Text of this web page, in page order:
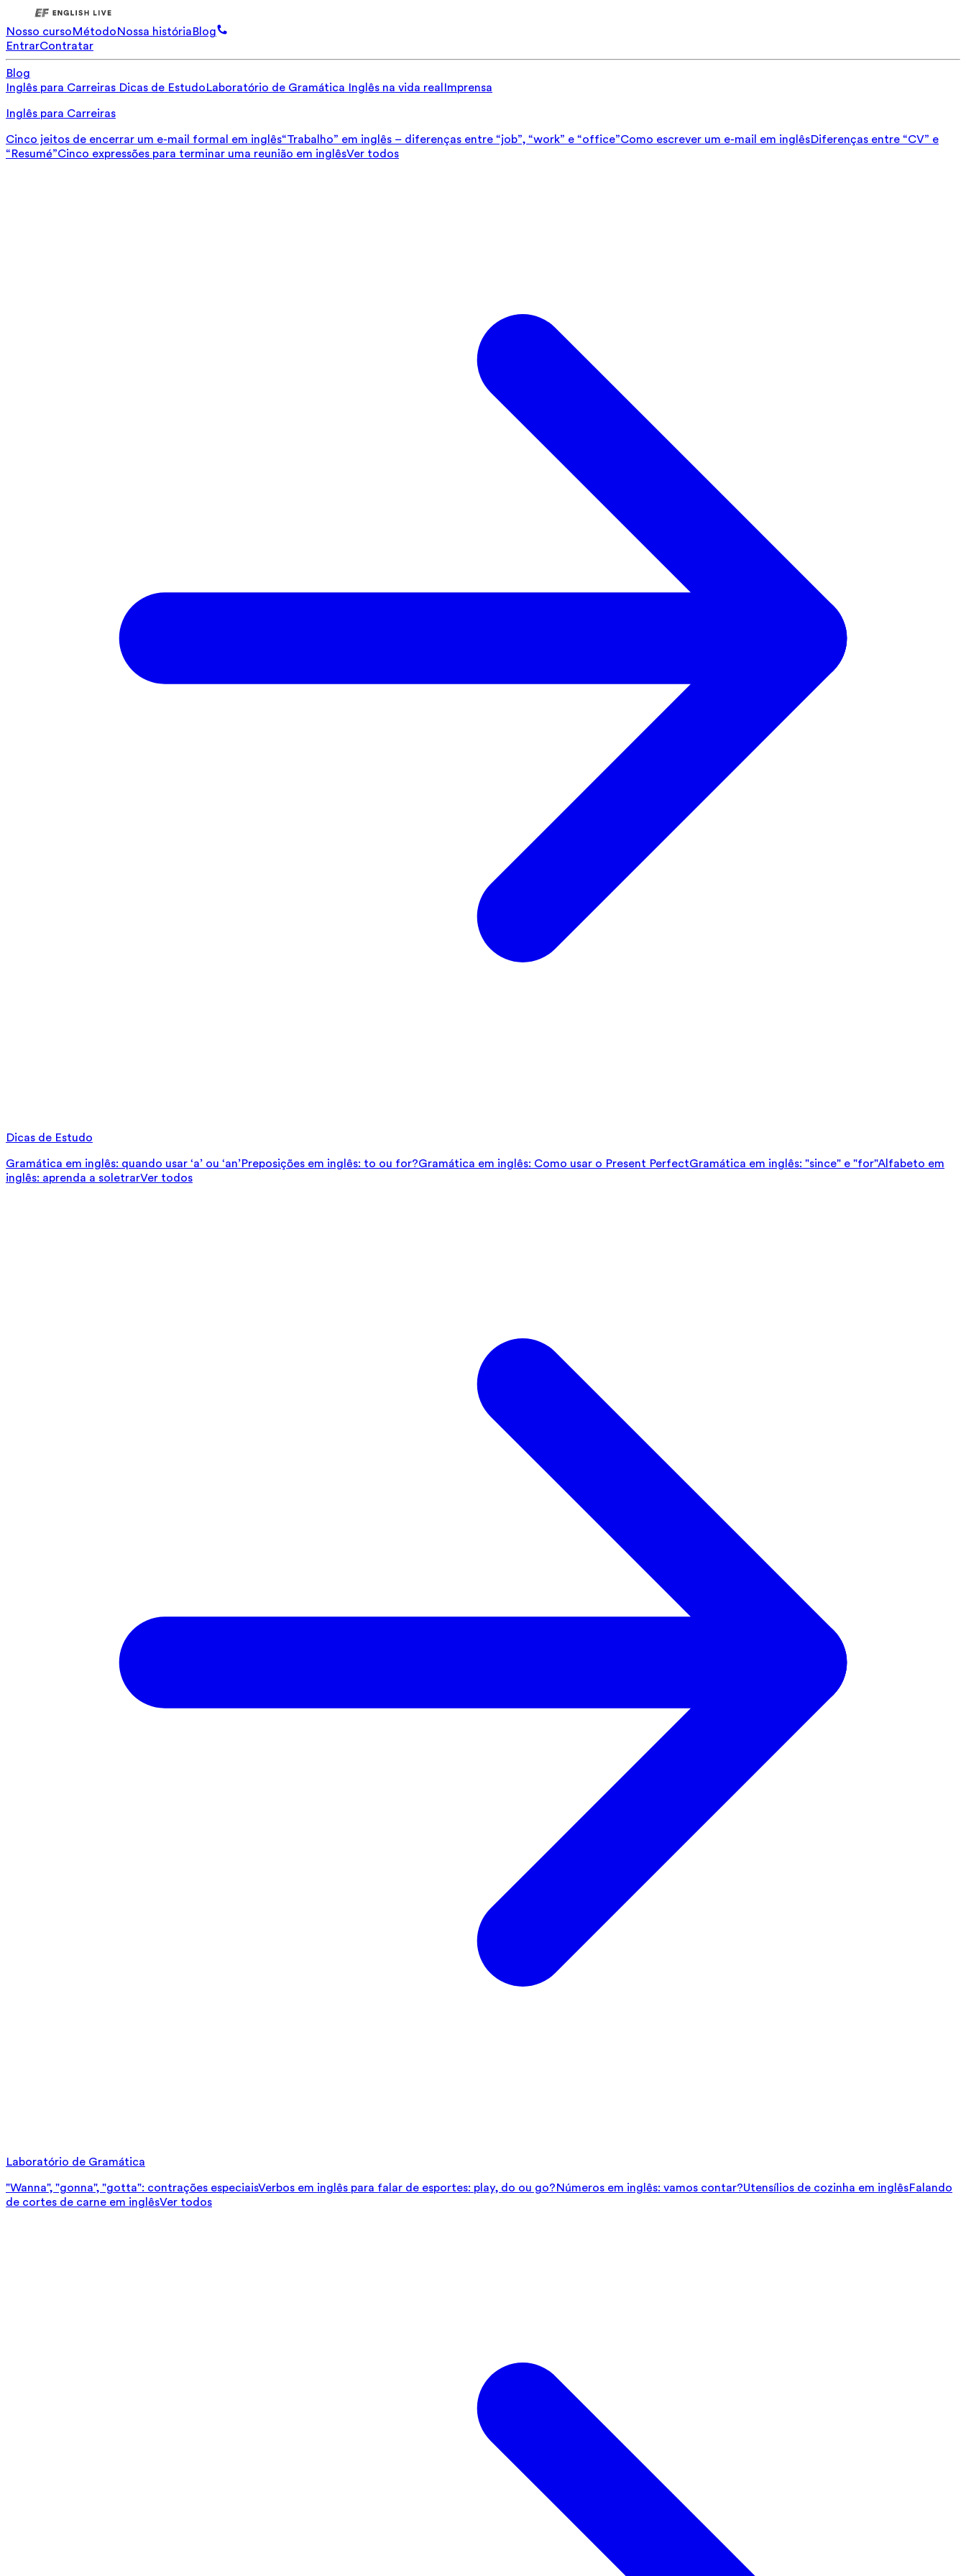
Nosso cursoMétodoNossa históriaBlog
EntrarContratar
Blog
Inglês para Carreiras Dicas de EstudoLaboratório de Gramática Inglês na vida real Imprensa
Inglês para Carreiras
Cinco jeitos de encerrar um e-mail formal em inglês“Trabalho” em inglês – diferenças entre “job”, “work” e “office”Como escrever um e-mail em inglêsDiferenças entre “CV” e
“Resumé”Cinco expressões para terminar uma reunião em inglêsVer todos
Dicas de Estudo
Gramática em inglês: quando usar ‘a’ ou ‘an’Preposições em inglês: to ou for?Gramática em inglês: Como usar o Present PerfectGramática em inglês: "since" e "for"Alfabeto em
inglês: aprenda a soletrarVer todos
Laboratório de Gramática
"Wanna", "gonna", "gotta": contrações especiaisVerbos em inglês para falar de esportes: play, do ou go?Números em inglês: vamos contar?Utensílios de cozinha em inglêsFalando
de cortes de carne em inglêsVer todos